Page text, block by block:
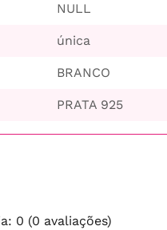
NULL
única
BRANCO
PRATA 925
0 (0 avaliações)